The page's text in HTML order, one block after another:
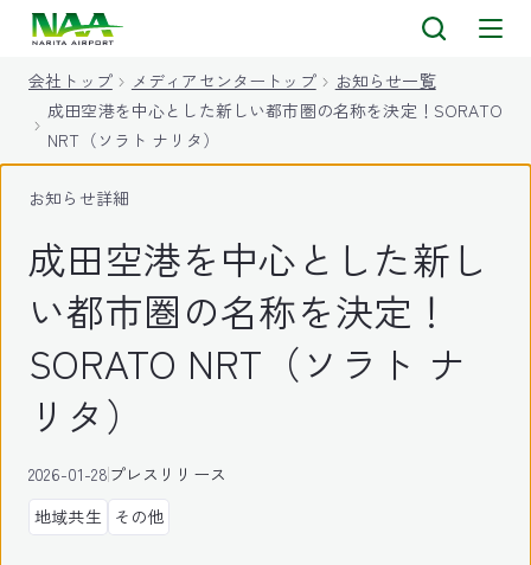
会社トップ メディアセンタートップ
お知らせ一覧
成田空港を中心とした新しい都市圏の名称を決定！SORATO
NRT（ソラト ナリタ）
お知らせ詳細
成田空港を中心とした新し
い都市圏の名称を決定！
SORATO NRT（ソラト ナ
リタ）
2026-01-28プレスリリース
地域共生
その他